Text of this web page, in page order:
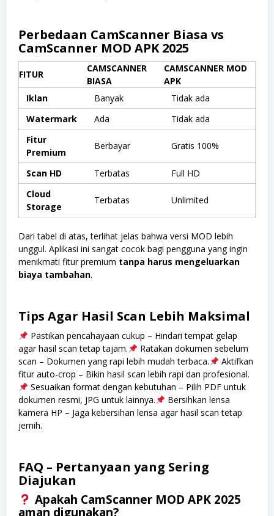
Perbedaan CamScanner Biasa vs
CamScanner MOD APK 2025
FITUR
CAMSCANNER
BIASA
CAMSCANNER MOD
APK
Iklan
Banyak
Tidak ada
Watermark
Ada
Tidak ada
Fitur
Premium
Berbayar Gratis 100%
Scan HD Terbatas
Full HD
Cloud
Storage
Terbatas Unlimited
Dari tabel di atas, terlihat jelas bahwa versi MOD lebih
unggul. Aplikasi ini sangat cocok bagi pengguna yang ingin
menikmati fitur premium tanpa harus mengeluarkan
biaya tambahan.
Tips Agar Hasil Scan Lebih Maksimal
Pastikan pencahayaan cukup – Hindari tempat gelap
agar hasil scan tetap tajam.
Ratakan dokumen sebelum
scan – Dokumen yang rapi lebih mudah terbaca.
Aktifkan
fitur auto-crop – Bikin hasil scan lebih rapi dan profesional.
Sesuaikan format dengan kebutuhan – Pilih PDF untuk
dokumen resmi, JPG untuk lainnya.
Bersihkan lensa
kamera HP – Jaga kebersihan lensa agar hasil scan tetap
jernih.
FAQ – Pertanyaan yang Sering
Diajukan
Apakah CamScanner MOD APK 2025
aman digunakan?